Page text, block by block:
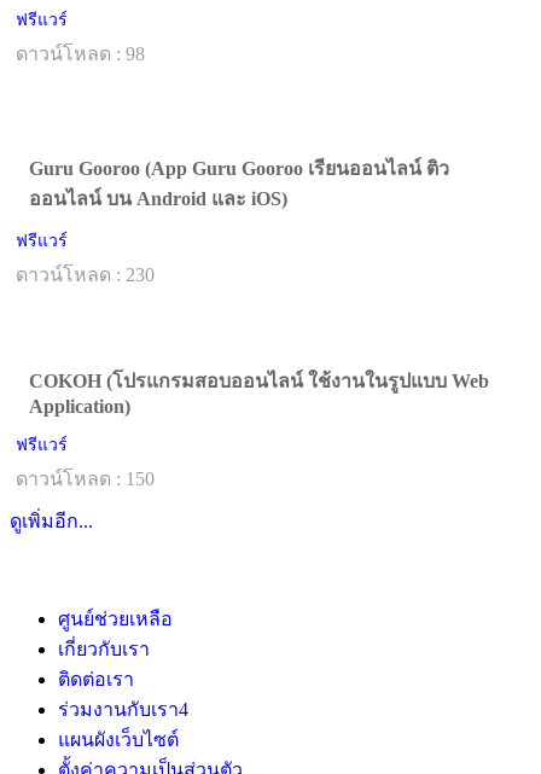
ฟรีแวร์
ดาวน์โหลด : 98
Guru Gooroo (App Guru Gooroo เรียนออนไลน์ ติว
ออนไลน์ บน Android และ iOS)
ฟรีแวร์
ดาวน์โหลด : 230
COKOH (โปรแกรมสอบออนไลน์ ใช้งานในรูปแบบ Web
Application)
ฟรีแวร์
ดาวน์โหลด : 150
ดูเพิ่มอีก...
ศูนย์ช่วยเหลือ
เกี่ยวกับเรา
ติดต่อเรา
ร่วมงานกับเรา4
แผนผังเว็บไซต์
ตั้งค่าความเป็นส่วนตัว